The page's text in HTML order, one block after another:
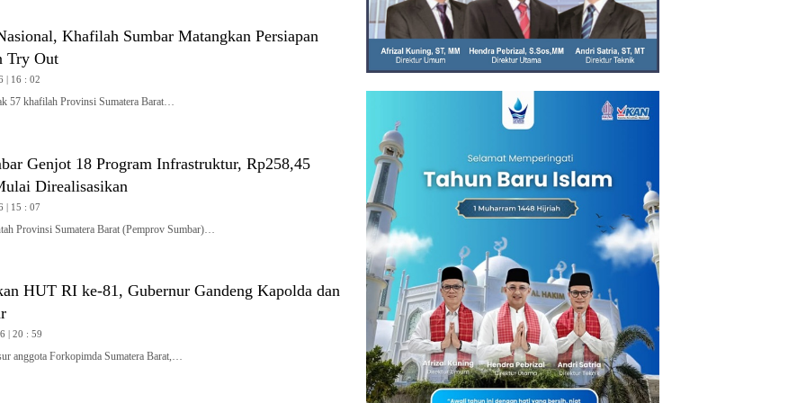
Khafilah Sumbar Matangkan Persiapan
Try Out
| 16 : 02
57 khafilah Provinsi Sumatera Barat…
Genjot 18 Program Infrastruktur, Rp258,45
Direalisasikan
| 15 : 07
Provinsi Sumatera Barat (Pemprov Sumbar)…
HUT RI ke-81, Gubernur Gandeng Kapolda dan
| 20 : 59
anggota Forkopimda Sumatera Barat,…